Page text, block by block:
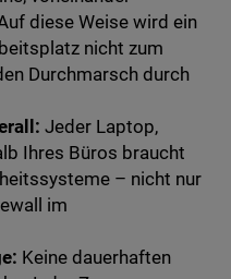
diese Weise wird ein
nicht zum
Durchmarsch durch
Jeder Laptop,
Ihres Büros braucht
– nicht nur
im
Keine dauerhaften